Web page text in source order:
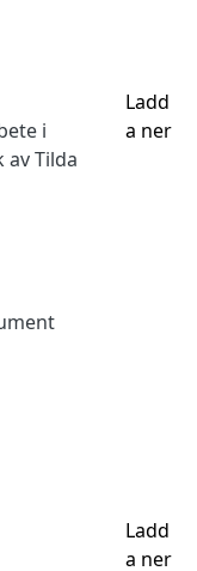
i
Tilda
Ladd
a ner
Ladd
a ner